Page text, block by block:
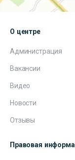
О центре
Администрация
Вакансии
Видео
Новости
Отзывы
Правовая